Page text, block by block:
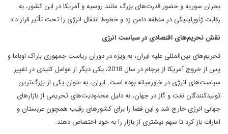
بحران سوریه و حضور قدرت‌های بزرگ مانند روسیه و آمریکا در این کشور، به
رقابت ژئوپلیتیکی در منطقه دامن زد و خطوط انتقال انرژی را تحت تأثیر قرار داد.
نقش تحریم‌های اقتصادی در سیاست انرژی
تحریم‌های بین‌المللی علیه ایران، به ویژه در دوران ریاست جمهوری باراک اوباما و
پس از خروج آمریکا از برجام در سال 2018، یکی دیگر از عوامل کلیدی در تغییر
سیاست‌های انرژی در خاورمیانه بوده است. ایران، به عنوان یکی از بزرگ‌ترین
تولیدکنندگان نفت و گاز در جهان، به دلیل محدودیت‌های تحریمی از بازارهای
جهانی انرژی خارج شد و این فضا را برای کشورهای رقیب همچون عربستان و
امارات باز کرد تا سهم بیشتری از بازار را به خود اختصاص دهند.